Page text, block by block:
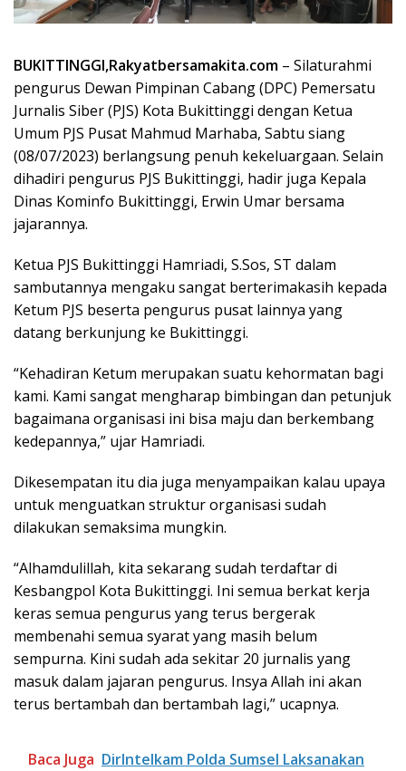
BUKITTINGGI,Rakyatbersamakita.com – Silaturahmi
pengurus Dewan Pimpinan Cabang (DPC) Pemersatu
Jurnalis Siber (PJS) Kota Bukittinggi dengan Ketua
Umum PJS Pusat Mahmud Marhaba, Sabtu siang
(08/07/2023) berlangsung penuh kekeluargaan. Selain
dihadiri pengurus PJS Bukittinggi, hadir juga Kepala
Dinas Kominfo Bukittinggi, Erwin Umar bersama
jajarannya.
Ketua PJS Bukittinggi Hamriadi, S.Sos, ST dalam
sambutannya mengaku sangat berterimakasih kepada
Ketum PJS beserta pengurus pusat lainnya yang
datang berkunjung ke Bukittinggi.
“Kehadiran Ketum merupakan suatu kehormatan bagi
kami. Kami sangat mengharap bimbingan dan petunjuk
bagaimana organisasi ini bisa maju dan berkembang
kedepannya,” ujar Hamriadi.
Dikesempatan itu dia juga menyampaikan kalau upaya
untuk menguatkan struktur organisasi sudah
dilakukan semaksima mungkin.
“Alhamdulillah, kita sekarang sudah terdaftar di
Kesbangpol Kota Bukittinggi. Ini semua berkat kerja
keras semua pengurus yang terus bergerak
membenahi semua syarat yang masih belum
sempurna. Kini sudah ada sekitar 20 jurnalis yang
masuk dalam jajaran pengurus. Insya Allah ini akan
terus bertambah dan bertambah lagi,” ucapnya.
Baca Juga ‎DirIntelkam Polda Sumsel Laksanakan